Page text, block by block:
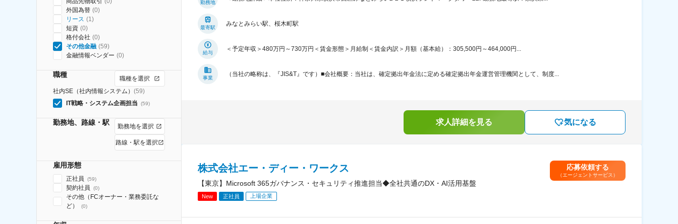
外国為替 (0)
リース (1)
短資 (0)
格付会社 (0)
その他金融 (59)
金融情報ベンダー (0)
職種
職種を選択
社内SE（社内情報システム） (59)
IT戦略・システム企画担当
(59)
勤務地、路線・駅 勤務地を選択
路線・駅を選択
雇用形態
正社員 (59)
契約社員 (0)
その他（FCオーナー・業務委託な
ど）
(0)
勤務地
最寄駅
みなとみらい駅、桜木町駅
給与
＜予定年収＞480万円～730万円＜賃金形態＞月給制＜賃金内訳＞月額（基本給）：305,500円～464,000円...
事業
（当社の略称は、『JIS&T』です）■会社概要：当社は、確定拠出年金法に定める確定拠出年金運営管理機関として、制度...
求人詳細を見る 気になる
株式会社エー・ディー・ワークス
【東京】Microsoft 365ガバナンス・セキュリティ推進担当◆全社共通のDX・AI活用基盤
New 正社員 上場企業
応募依頼する
（エージェントサービス）